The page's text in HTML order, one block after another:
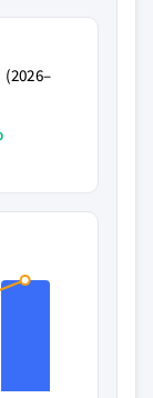
(2026–